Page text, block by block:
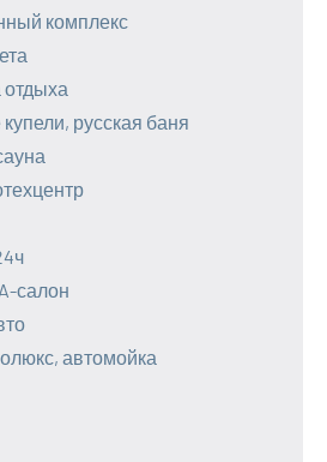
комплекс
русская баня
салон
автомойка